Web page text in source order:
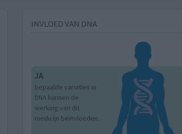
INVLOED VAN DNA
JA
bepaalde variaties in
DNA kunnen de
werking van dit
medicijn beïnvloeden.